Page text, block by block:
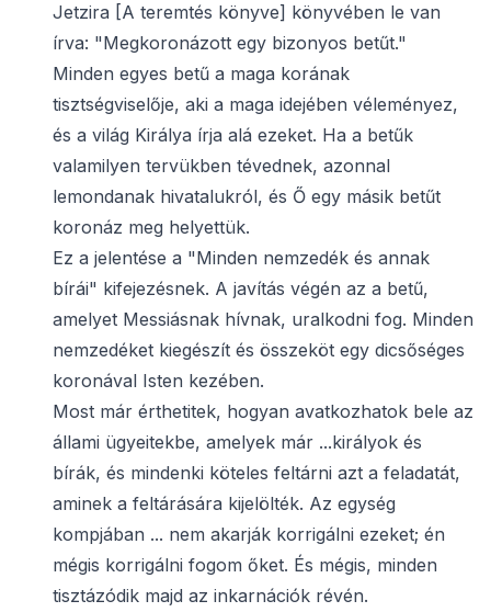
Jetzira [A teremtés könyve] könyvében le van
írva: "Megkoronázott egy bizonyos betűt."
Minden egyes betű a maga korának
tisztségviselője, aki a maga idejében véleményez,
és a világ Királya írja alá ezeket. Ha a betűk
valamilyen tervükben tévednek, azonnal
lemondanak hivatalukról, és Ő egy másik betűt
koronáz meg helyettük.
Ez a jelentése a "Minden nemzedék és annak
bírái" kifejezésnek. A javítás végén az a betű,
amelyet Messiásnak hívnak, uralkodni fog. Minden
nemzedéket kiegészít és összeköt egy dicsőséges
koronával Isten kezében.
Most már érthetitek, hogyan avatkozhatok bele az
állami ügyeitekbe, amelyek már ...királyok és
bírák, és mindenki köteles feltárni azt a feladatát,
aminek a feltárására kijelölték. Az egység
kompjában ... nem akarják korrigálni ezeket; én
mégis korrigálni fogom őket. És mégis, minden
tisztázódik majd az inkarnációk révén.